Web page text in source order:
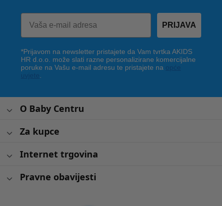
PRIJAVA
*Prijavom na newsletter pristajete da Vam tvrtka AKIDS
HR d.o.o. može slati razne personalizirane komercijalne
poruke na Vašu e-mail adresu te pristajete na
.
O Baby Centru
Za kupce
Internet trgovina
Pravne obavijesti